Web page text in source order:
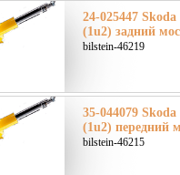
24-025447
(1u2) задний
bilstein-46219
35-044079
(1u2) передний
bilstein-46215